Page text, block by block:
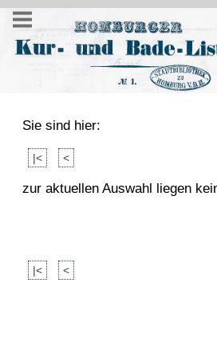
Sie sind hier:
|< <
zur aktuellen Auswahl liegen
|< <